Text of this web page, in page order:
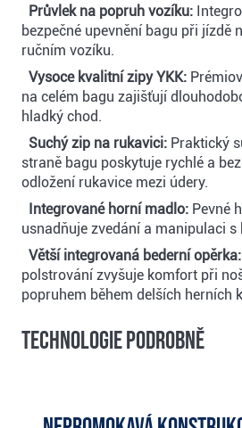
Průvlek na popruh vozíku:
bezpečné upevnění bagu při jízdě
ručním vozíku.
Vysoce kvalitní zipy YKK:
na celém bagu zajišťují
hladký chod.
Suchý zip na rukavici: Praktický
straně bagu poskytuje rychlé a
odložení rukavice mezi údery.
Integrované horní madlo: Pevné
usnadňuje zvedání a manipulaci s
Větší integrovaná bederní opěrka:
polstrování zvyšuje komfort při
popruhem během delších herních
Technologie podrobně